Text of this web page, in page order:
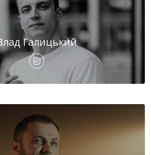
Галицький